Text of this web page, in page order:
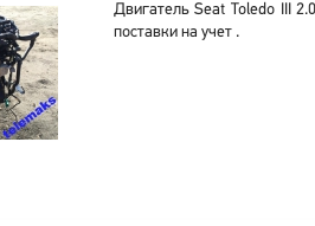
Двигатель Seat Toledo III
поставки на учет .